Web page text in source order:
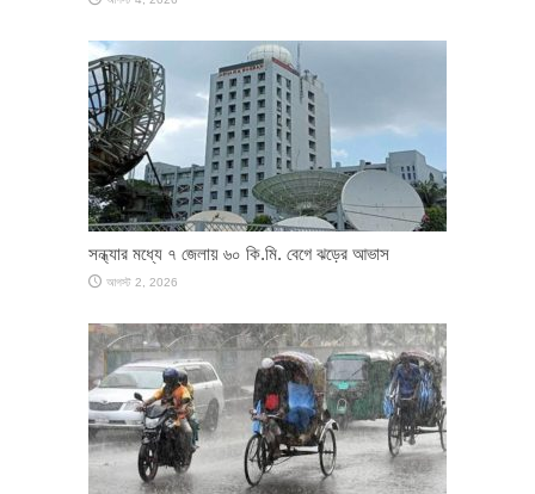
সন্ধ্যার মধ্যে ৭ জেলায় ৬০ কি.মি. বেগে ঝড়ের আভাস
আগস্ট 2, 2026